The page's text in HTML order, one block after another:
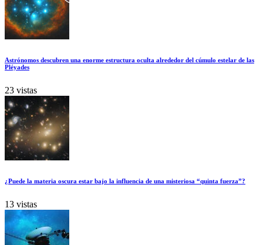
Astrónomos descubren una enorme estructura oculta alrededor del cúmulo estelar de las
Pléyades
23 vistas
¿Puede la materia oscura estar bajo la influencia de una misteriosa “quinta fuerza”?
13 vistas